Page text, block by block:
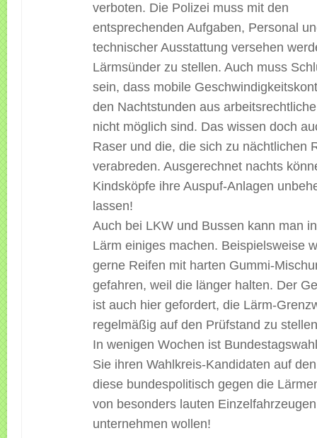
verboten. Die Polizei muss mit den
entsprechenden Aufgaben, Personal
technischer Ausstattung versehen
Lärmsünder zu stellen. Auch muss
sein, dass mobile
den Nachtstunden aus
nicht möglich sind. Das wissen doch
Raser und die, die sich zu nächtlichen
verabreden. Ausgerechnet nachts
Kindsköpfe ihre Auspuf-Anlagen
lassen!
Auch bei LKW und Bussen kann man
Lärm einiges machen. Beispielsweise
gerne Reifen mit harten Gummi-
gefahren, weil die länger halten. Der
ist auch hier gefordert, die Lärm-
regelmäßig auf den Prüfstand zu
In wenigen Wochen ist
Sie ihren Wahlkreis-Kandidaten auf
diese bundespolitisch gegen die
von besonders lauten Einzelfahrzeugen
unternehmen wollen!